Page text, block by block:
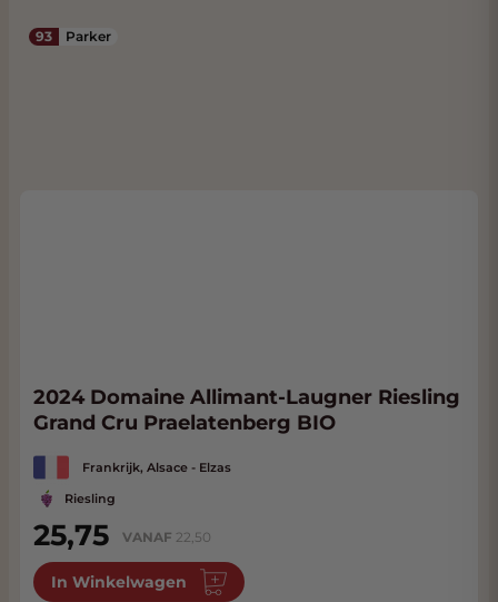
93 Parker
2024 Domaine Allimant-Laugner Riesling
Grand Cru Praelatenberg BIO
Frankrijk, Alsace - Elzas
Riesling
25,75 VANAF 22,50
In Winkelwagen